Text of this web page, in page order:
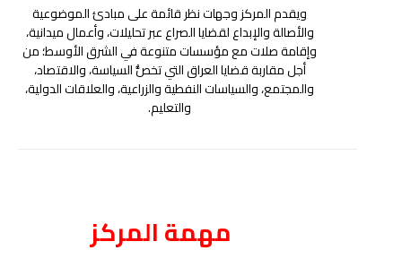
ويقدم المركز وجهات نظر قائمة على مبادئ الموضوعية
والأصالة والإبداع لقضايا الصراع عبر تحليلات، وأعمال ميدانية،
وإقامة صلات مع مؤسسات متنوعة في الشرق الأوسط؛ من
أجل مقاربة قضايا العراق التي تخصُّ السياسة، والاقتصاد،
والمجتمع، والسياسات النفطية والزراعية، والعلاقات الدولية،
والتعليم.
مهمة المركز